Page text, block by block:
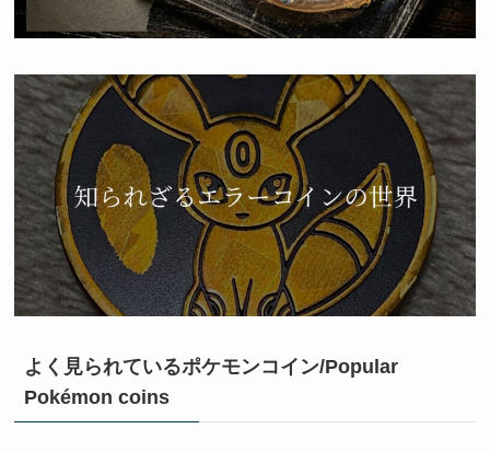
よく見られているポケモンコイン/Popular
Pokémon coins